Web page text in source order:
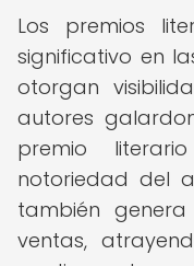
Los premios
significativo en
otorgan
autores
premio
notoriedad del
también
ventas,